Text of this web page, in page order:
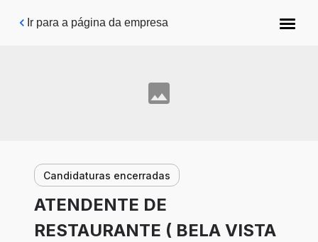
Pular para o conteúdo principal
Ir para a página da empresa
Candidaturas encerradas
ATENDENTE DE
RESTAURANTE ( BELA VISTA